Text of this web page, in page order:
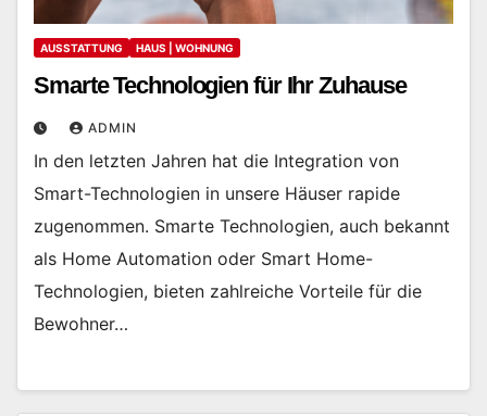
AUSSTATTUNG HAUS | WOHNUNG
Smarte Technologien für Ihr Zuhause
ADMIN
In den letzten Jahren hat die Integration von
Smart-Technologien in unsere Häuser rapide
zugenommen. Smarte Technologien, auch bekannt
als Home Automation oder Smart Home-
Technologien, bieten zahlreiche Vorteile für die
Bewohner…